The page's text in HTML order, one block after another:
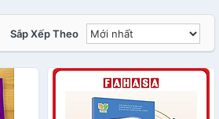
Sắp Xếp Theo